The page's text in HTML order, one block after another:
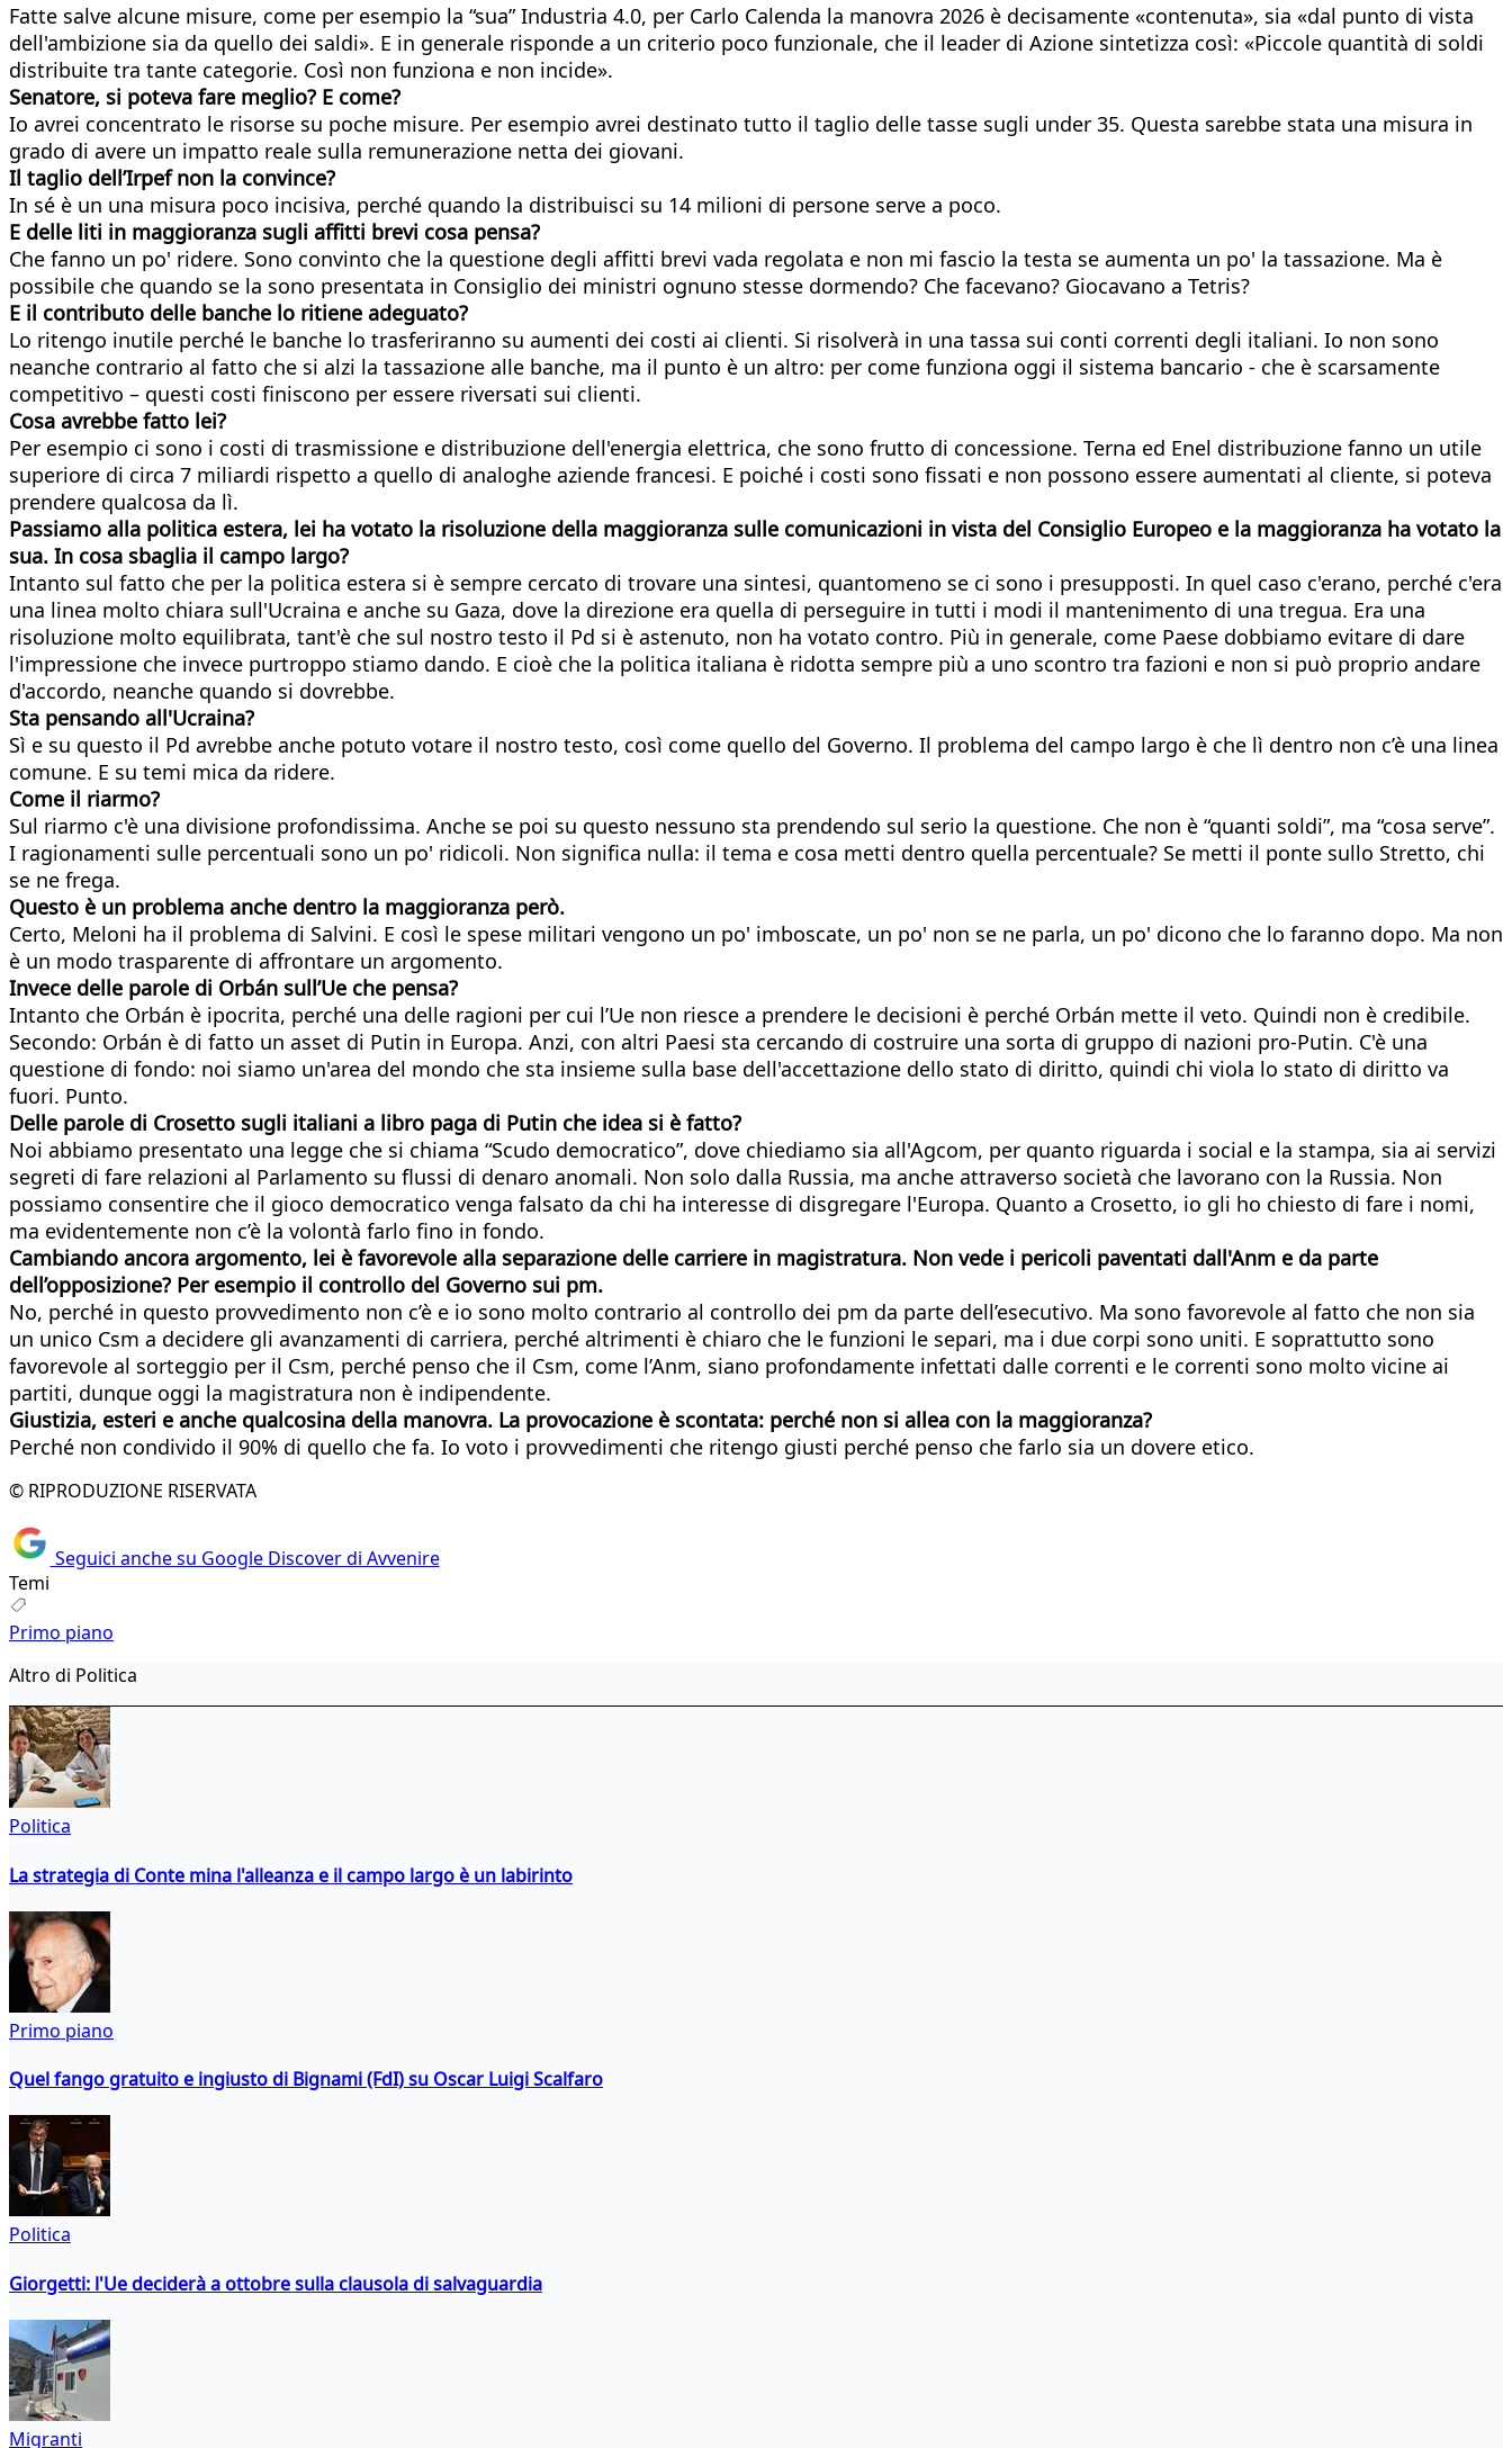
Fatte salve alcune misure, come per esempio la “sua” Industria 4.0, per Carlo Calenda la manovra 2026 è decisamente «contenuta», sia «dal punto di vista
dell'ambizione sia da quello dei saldi». E in generale risponde a un criterio poco funzionale, che il leader di Azione sintetizza così: «Piccole quantità di soldi
distribuite tra tante categorie. Così non funziona e non incide».
Senatore, si poteva fare meglio? E come?
Io avrei concentrato le risorse su poche misure. Per esempio avrei destinato tutto il taglio delle tasse sugli under 35. Questa sarebbe stata una misura in
grado di avere un impatto reale sulla remunerazione netta dei giovani.
Il taglio dell’Irpef non la convince?
In sé è un una misura poco incisiva, perché quando la distribuisci su 14 milioni di persone serve a poco.
E delle liti in maggioranza sugli affitti brevi cosa pensa?
Che fanno un po' ridere. Sono convinto che la questione degli affitti brevi vada regolata e non mi fascio la testa se aumenta un po' la tassazione. Ma è
possibile che quando se la sono presentata in Consiglio dei ministri ognuno stesse dormendo? Che facevano? Giocavano a Tetris?
E il contributo delle banche lo ritiene adeguato?
Lo ritengo inutile perché le banche lo trasferiranno su aumenti dei costi ai clienti. Si risolverà in una tassa sui conti correnti degli italiani. Io non sono
neanche contrario al fatto che si alzi la tassazione alle banche, ma il punto è un altro: per come funziona oggi il sistema bancario - che è scarsamente
competitivo – questi costi finiscono per essere riversati sui clienti.
Cosa avrebbe fatto lei?
Per esempio ci sono i costi di trasmissione e distribuzione dell'energia elettrica, che sono frutto di concessione. Terna ed Enel distribuzione fanno un utile
superiore di circa 7 miliardi rispetto a quello di analoghe aziende francesi. E poiché i costi sono fissati e non possono essere aumentati al cliente, si poteva
prendere qualcosa da lì.
Passiamo alla politica estera, lei ha votato la risoluzione della maggioranza sulle comunicazioni in vista del Consiglio Europeo e la maggioranza ha votato la
sua. In cosa sbaglia il campo largo?
Intanto sul fatto che per la politica estera si è sempre cercato di trovare una sintesi, quantomeno se ci sono i presupposti. In quel caso c'erano, perché c'era
una linea molto chiara sull'Ucraina e anche su Gaza, dove la direzione era quella di perseguire in tutti i modi il mantenimento di una tregua. Era una
risoluzione molto equilibrata, tant'è che sul nostro testo il Pd si è astenuto, non ha votato contro. Più in generale, come Paese dobbiamo evitare di dare
l'impressione che invece purtroppo stiamo dando. E cioè che la politica italiana è ridotta sempre più a uno scontro tra fazioni e non si può proprio andare
d'accordo, neanche quando si dovrebbe.
Sta pensando all'Ucraina?
Sì e su questo il Pd avrebbe anche potuto votare il nostro testo, così come quello del Governo. Il problema del campo largo è che lì dentro non c’è una linea
comune. E su temi mica da ridere.
Come il riarmo?
Sul riarmo c'è una divisione profondissima. Anche se poi su questo nessuno sta prendendo sul serio la questione. Che non è “quanti soldi”, ma “cosa serve”.
I ragionamenti sulle percentuali sono un po' ridicoli. Non significa nulla: il tema e cosa metti dentro quella percentuale? Se metti il ponte sullo Stretto, chi
se ne frega.
Questo è un problema anche dentro la maggioranza però.
Certo, Meloni ha il problema di Salvini. E così le spese militari vengono un po' imboscate, un po' non se ne parla, un po' dicono che lo faranno dopo. Ma non
è un modo trasparente di affrontare un argomento.
Invece delle parole di Orbán sull’Ue che pensa?
Intanto che Orbán è ipocrita, perché una delle ragioni per cui l’Ue non riesce a prendere le decisioni è perché Orbán mette il veto. Quindi non è credibile.
Secondo: Orbán è di fatto un asset di Putin in Europa. Anzi, con altri Paesi sta cercando di costruire una sorta di gruppo di nazioni pro-Putin. C'è una
questione di fondo: noi siamo un'area del mondo che sta insieme sulla base dell'accettazione dello stato di diritto, quindi chi viola lo stato di diritto va
fuori. Punto.
Delle parole di Crosetto sugli italiani a libro paga di Putin che idea si è fatto?
Noi abbiamo presentato una legge che si chiama “Scudo democratico”, dove chiediamo sia all'Agcom, per quanto riguarda i social e la stampa, sia ai servizi
segreti di fare relazioni al Parlamento su flussi di denaro anomali. Non solo dalla Russia, ma anche attraverso società che lavorano con la Russia. Non
possiamo consentire che il gioco democratico venga falsato da chi ha interesse di disgregare l'Europa. Quanto a Crosetto, io gli ho chiesto di fare i nomi,
ma evidentemente non c’è la volontà farlo fino in fondo.
Cambiando ancora argomento, lei è favorevole alla separazione delle carriere in magistratura. Non vede i pericoli paventati dall'Anm e da parte
dell’opposizione? Per esempio il controllo del Governo sui pm.
No, perché in questo provvedimento non c’è e io sono molto contrario al controllo dei pm da parte dell’esecutivo. Ma sono favorevole al fatto che non sia
un unico Csm a decidere gli avanzamenti di carriera, perché altrimenti è chiaro che le funzioni le separi, ma i due corpi sono uniti. E soprattutto sono
favorevole al sorteggio per il Csm, perché penso che il Csm, come l’Anm, siano profondamente infettati dalle correnti e le correnti sono molto vicine ai
partiti, dunque oggi la magistratura non è indipendente.
Giustizia, esteri e anche qualcosina della manovra. La provocazione è scontata: perché non si allea con la maggioranza?
Perché non condivido il 90% di quello che fa. Io voto i provvedimenti che ritengo giusti perché penso che farlo sia un dovere etico.
© RIPRODUZIONE RISERVATA
Seguici anche su Google Discover di Avvenire
Temi
Primo piano
Altro di Politica
Politica
La strategia di Conte mina l'alleanza e il campo largo è un labirinto
Primo piano
Quel fango gratuito e ingiusto di Bignami (FdI) su Oscar Luigi Scalfaro
Politica
Giorgetti: l'Ue deciderà a ottobre sulla clausola di salvaguardia
Migranti